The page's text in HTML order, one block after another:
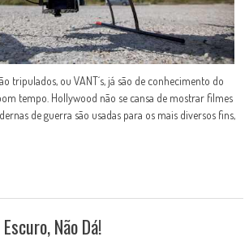
tripulados, ou VANT´s, já são de conhecimento do
tempo. Hollywood não se cansa de mostrar filmes
de guerra são usadas para os mais diversos fins,
Não Dá!